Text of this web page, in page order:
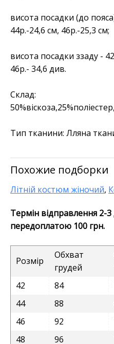
висота посадки (до
44р.-24,6 см, 46р.-25,3 см;
висота посадки ззаду -
46р.- 34,6 див.
Склад:
Тип тканини: Лляна
Похожие подборки
Літній костюм жіночий,
Термін відправлення 2-3
передоплатою 100 грн.
Розмір
Обхват
грудей
42
84
44
88
46
92
48
96